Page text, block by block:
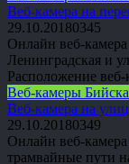
Веб-камера на
29.10.20180345
Онлайн веб-
Ленинградская и
Расположение
Веб-камеры Бийска
Веб-камера на
29.10.20180349
Онлайн веб-
трамвайные пути